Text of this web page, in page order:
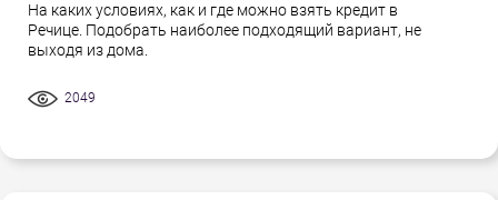
На каких условиях, как и где можно взять кредит в
Речице. Подобрать наиболее подходящий вариант, не
выходя из дома.
2049